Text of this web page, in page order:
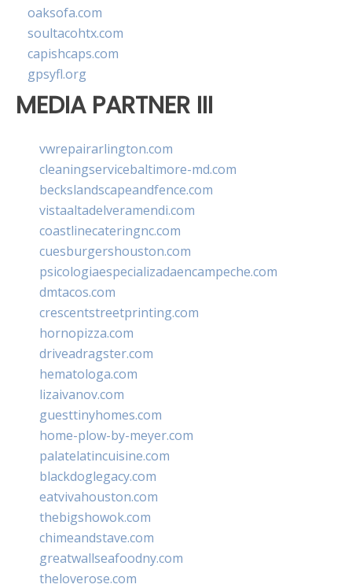
oaksofa.com
soultacohtx.com
capishcaps.com
gpsyfl.org
MEDIA PARTNER III
vwrepairarlington.com
cleaningservicebaltimore-md.com
beckslandscapeandfence.com
vistaaltadelveramendi.com
coastlinecateringnc.com
cuesburgershouston.com
psicologiaespecializadaencampeche.com
dmtacos.com
crescentstreetprinting.com
hornopizza.com
driveadragster.com
hematologa.com
lizaivanov.com
guesttinyhomes.com
home-plow-by-meyer.com
palatelatincuisine.com
blackdoglegacy.com
eatvivahouston.com
thebigshowok.com
chimeandstave.com
greatwallseafoodny.com
theloverose.com